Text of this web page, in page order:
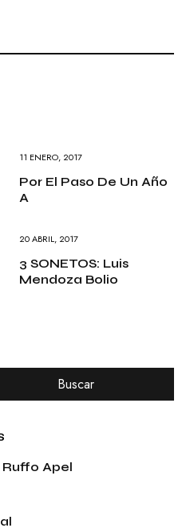
11 ENERO, 2017
Por El Paso De Un Año
A
20 ABRIL, 2017
3 SONETOS: Luis
Mendoza Bolio
Buscar
Apel